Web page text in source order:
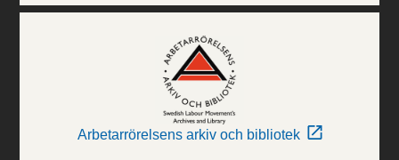
Arbetarrörelsens arkiv och bibliotek